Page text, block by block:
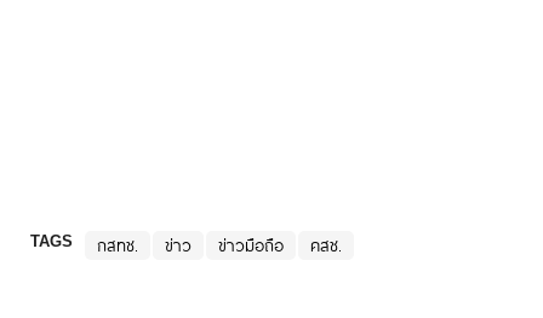
TAGS กสทช. ข่าว ข่าวมือถือ คสช.